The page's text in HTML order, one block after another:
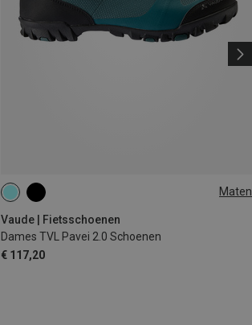
Maten
Vaude | Fietsschoenen
Dames TVL Pavei 2.0 Schoenen
€ 117,20
36 38